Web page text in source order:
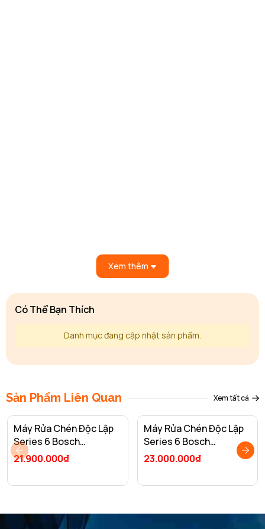
Xem thêm
Có Thể Bạn Thích
Danh mục đang cập nhật sản phẩm.
Sản Phẩm Liên Quan Xem tất cả
Máy Rửa Chén Độc Lập
Series 6 Bosch
SMS6ZCI08E/ Nhập
21.900.000₫
Máy Rửa Chén Độc Lập
Series 6 Bosch
SMS63L08EA/ Nhập
23.000.000₫